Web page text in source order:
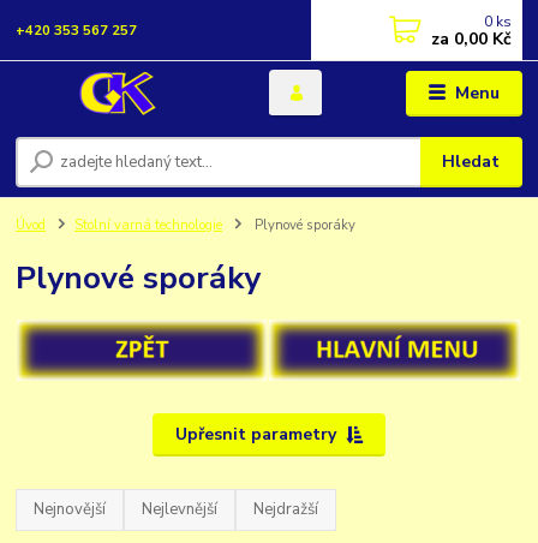
Menu
Hledat
+420 353 567 257 0 ks
za 0,00 Kč
Úvod Stolní varná technologie Plynové sporáky
Plynové sporáky
Upřesnit parametry
Nejnovější Nejlevnější Nejdražší